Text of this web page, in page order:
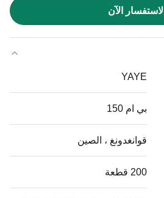
الاستفسار الآن
YAYE
بي ام 150
قوانغدونغ ، الصين
200 قطعة